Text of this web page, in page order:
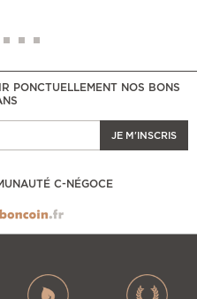
PONCTUELLEMENT NOS BONS
JE M'INSCRIS
C-NÉGOCE